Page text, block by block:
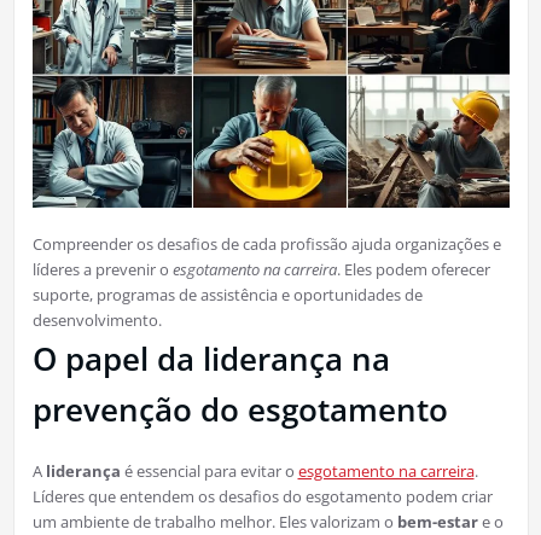
Compreender os desafios de cada profissão ajuda organizações e
líderes a prevenir o esgotamento na carreira. Eles podem oferecer
suporte, programas de assistência e oportunidades de
desenvolvimento.
O papel da liderança na
prevenção do esgotamento
A liderança é essencial para evitar o esgotamento na carreira.
Líderes que entendem os desafios do esgotamento podem criar
um ambiente de trabalho melhor. Eles valorizam o bem-estare o